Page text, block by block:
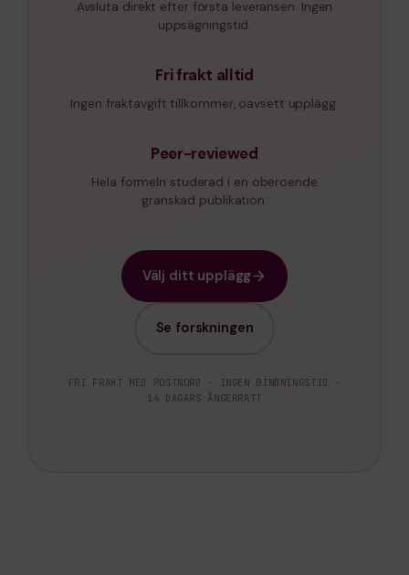
Avsluta direkt efter första leveransen. Ingen
uppsägningstid.
Fri frakt alltid
Ingen fraktavgift tillkommer, oavsett upplägg.
Peer-reviewed
Hela formeln studerad i en oberoende
granskad publikation.
Välj ditt upplägg
Se forskningen
FRI FRAKT MED POSTNORD · INGEN BINDNINGSTID ·
14 DAGARS ÅNGERRÄTT